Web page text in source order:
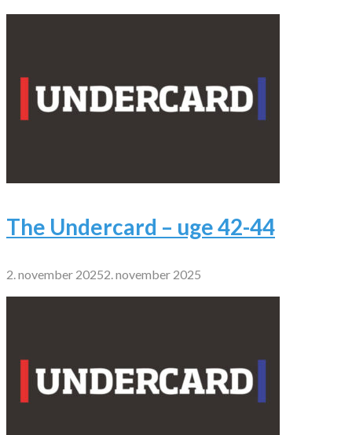
The Undercard – uge 42-44
2. november 20252. november 2025